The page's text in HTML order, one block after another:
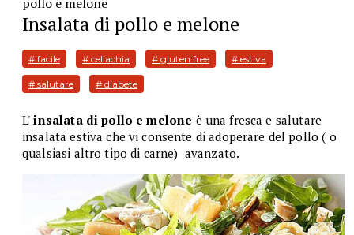
Insalata di pollo e melone
# facile # celiachia # gluten free # estiva
# salutare # diabete
L' insalata di pollo e melone è una fresca e salutare
insalata estiva che vi consente di adoperare del pollo ( o
qualsiasi altro tipo di carne) avanzato.